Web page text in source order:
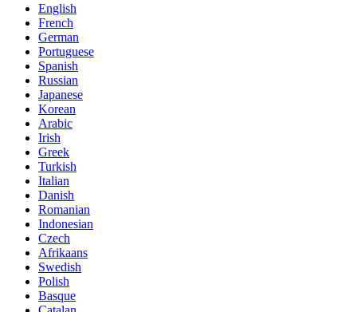
English
French
German
Portuguese
Spanish
Russian
Japanese
Korean
Arabic
Irish
Greek
Turkish
Italian
Danish
Romanian
Indonesian
Czech
Afrikaans
Swedish
Polish
Basque